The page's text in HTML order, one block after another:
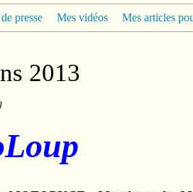
presse Mes vidéos Mes articles
2013